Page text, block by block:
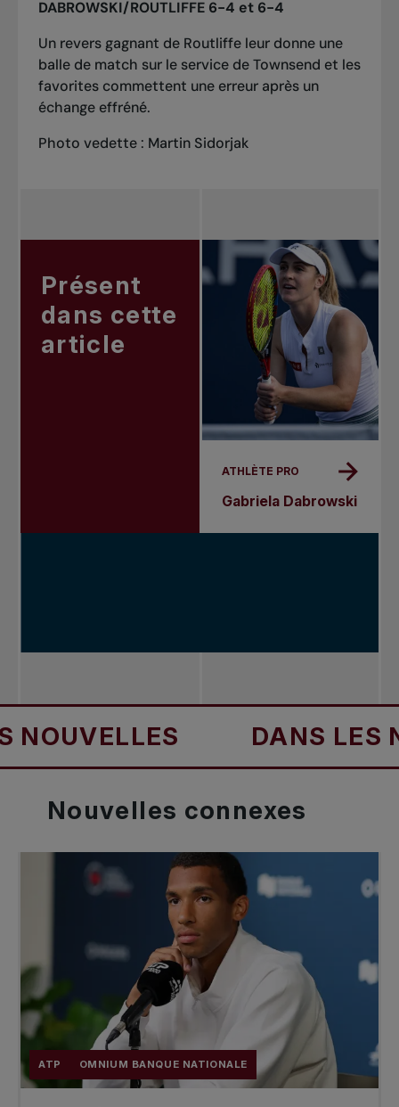
DABROWSKI/ROUTLIFFE 6-4 et 6-4
Un revers gagnant de Routliffe leur donne une
balle de match sur le service de Townsend et les
favorites commettent une erreur après un
échange effréné.
Photo vedette : Martin Sidorjak
Présent
dans cette
article
ATHLÈTE PRO
Gabriela Dabrowski
DANS LES
Nouvelles connexes
ATP OMNIUM BANQUE NATIONALE